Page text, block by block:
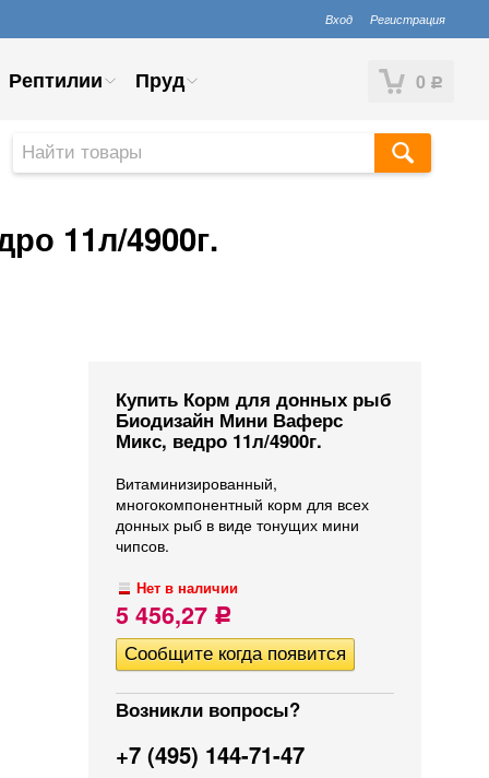
Вход Регистрация
0 Р
Рептилии Пруд
11л/4900г.
Купить Корм для донных рыб
Биодизайн Мини Ваферс
Микс, ведро 11л/4900г.
Витаминизированный,
многокомпонентный корм для всех
донных рыб в виде тонущих мини
чипсов.
Нет в наличии
5 456,27 Р
Возникли вопросы?
+7 (495) 144-71-47